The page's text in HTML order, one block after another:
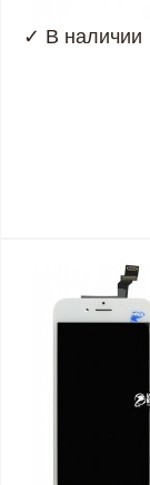
✓ В наличии